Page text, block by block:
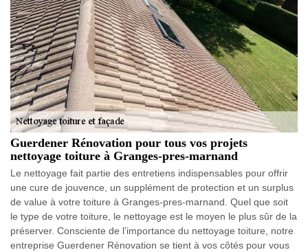
Guerdener Rénovation pour tous vos projets
nettoyage toiture à Granges-pres-marnand
Le nettoyage fait partie des entretiens indispensables pour offrir
une cure de jouvence, un supplément de protection et un surplus
de value à votre toiture à Granges-pres-marnand. Quel que soit
le type de votre toiture, le nettoyage est le moyen le plus sûr de la
préserver. Consciente de l’importance du nettoyage toiture, notre
entreprise Guerdener Rénovation se tient à vos côtés pour vous